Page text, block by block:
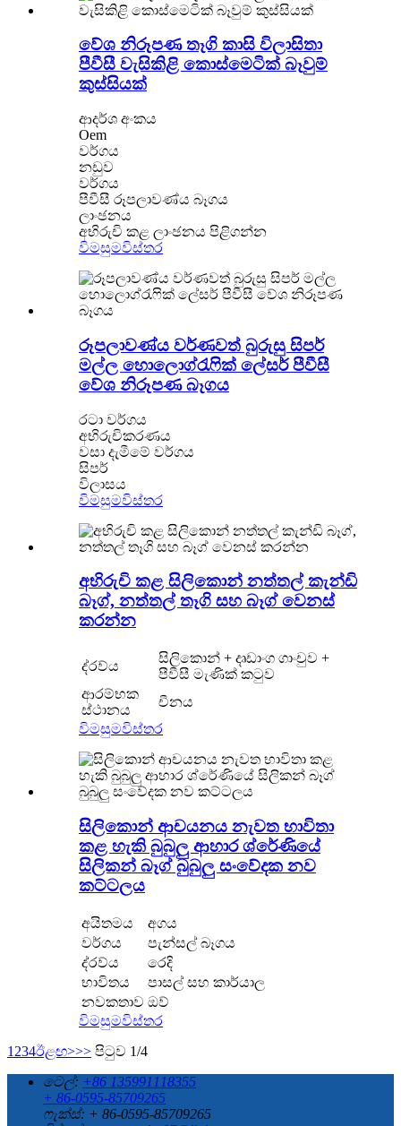
වේශ නිරූපණ තෑගි කාසි විලාසිතා
පීවීසී වැසිකිළි කොස්මෙටික් බෑවුම්
කුස්සියක්
ආදර්ශ අංකය
Oem
වර්ගය
නඩුව
වර්ගය
පීවීසී රූපලාවණ්ය බෑගය
ලාංඡනය
අභිරුචි කළ ලාංඡනය පිළිගන්න
විමසුමවිස්තර
රූපලාවණ්ය වර්ණවත් බුරුසු සිපර්
මල්ල හොලොග්රැෆික් ලේසර් පීවීසී
වේශ නිරූපණ බෑගය
රටා වර්ගය
අභිරුචිකරණය
වසා දැමීමේ වර්ගය
සිපර්
විලාසය
විමසුමවිස්තර
අභිරුචි කළ සිලිකොන් නත්තල් කැන්ඩි
බෑග්, නත්තල් තෑගි සහ බෑග් වෙනස්
කරන්න
ද්රව්ය
සිලිකොන් + දෘඩාංග ගාංචුව +
පීවීසී මැණික් කටුව
ආරම්භක
ස්ථානය
චීනය
විමසුමවිස්තර
සිලිකොන් ආචයනය නැවත භාවිතා
කළ හැකි බුබුලු ආහාර ශ්රේණියේ
සිලිකන් බෑග් බුබුලු සංවේදක නව
කට්ටලය
අයිතමය
අගය
වර්ගය
පැන්සල් බෑගය
ද්රව්ය
රෙදි
භාවිතය
පාසල් සහ කාර්යාල
නවකතාව ඔව්
විමසුමවිස්තර
1 234ඊළඟ>>> පිටුව 1/4
ටෙල්: +86 135991118355
+ 86-0595-85709265
ෆැක්ස්: + 86-0595-85709265